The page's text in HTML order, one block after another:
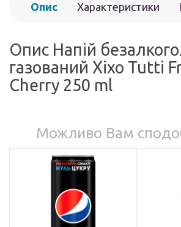
Опис Характеристики
Опис Напій
газований Xixo Tutti
Cherry 250 ml
Можливо Вам